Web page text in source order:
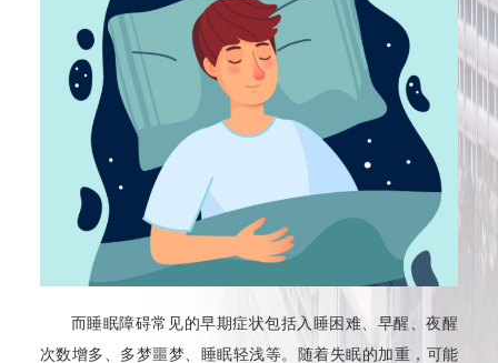
而睡眠障碍常见的早期症状包括入睡困难、早醒、夜醒
次数增多、多梦噩梦、睡眠轻浅等。随着失眠的加重，可能